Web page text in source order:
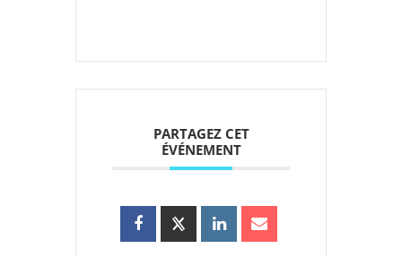
PARTAGEZ CET
ÉVÉNEMENT